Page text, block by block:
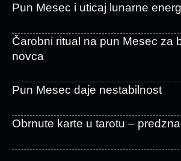
Pun Mesec i uticaj lunarne
Čarobni ritual na pun Mesec za
novca
Pun Mesec daje nestabilnost
Obrnute karte u tarotu –